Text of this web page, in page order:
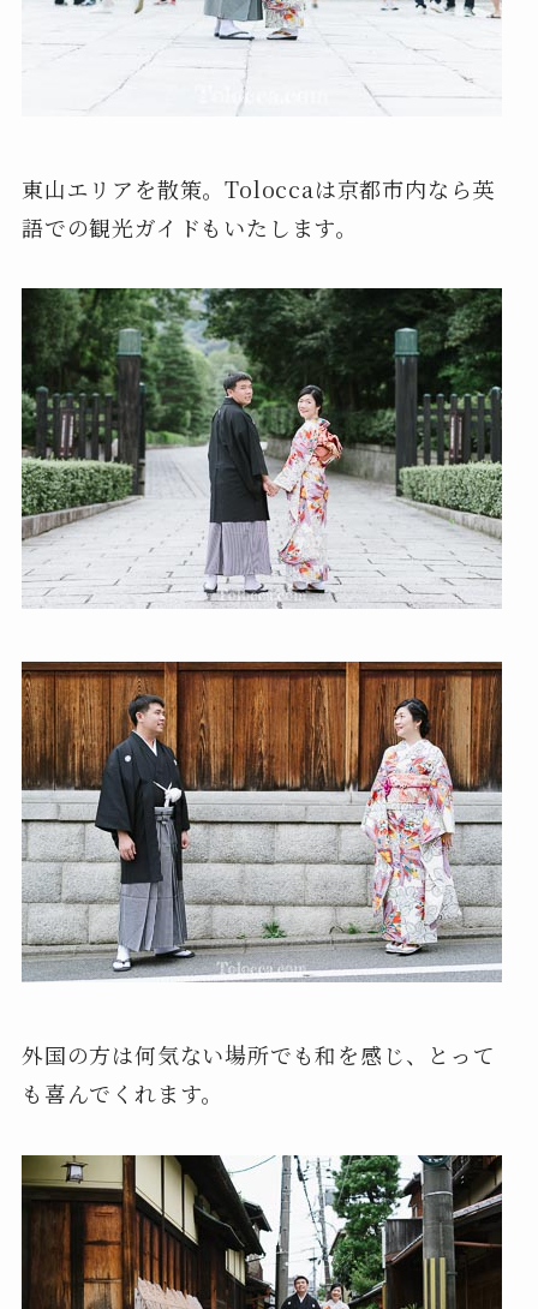
東山エリアを散策。Toloccaは京都市内なら英
語での観光ガイドもいたします。
外国の方は何気ない場所でも和を感じ、とって
も喜んでくれます。